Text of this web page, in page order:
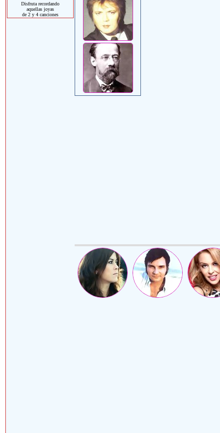
Disfruta recordando
aquellas joyas
de 2 y 4 canciones